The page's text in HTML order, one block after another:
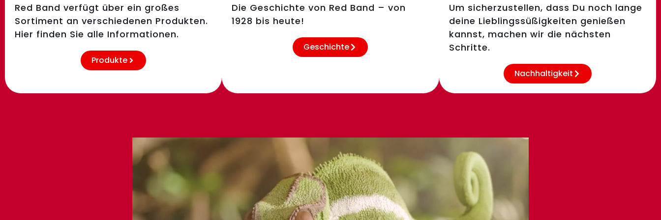
Red Band verfügt über ein großes
Sortiment an verschiedenen Produkten.
Hier finden Sie alle Informationen.
Produkte
Die Geschichte von Red Band – von
1928 bis heute!
Geschichte
Um sicherzustellen, dass Du noch lange
deine Lieblingssüßigkeiten genießen
kannst, machen wir die nächsten
Schritte.
Nachhaltigkeit